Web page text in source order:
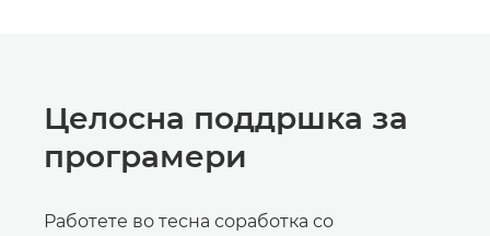
Целосна поддршка за
програмери
Работете во тесна соработка со